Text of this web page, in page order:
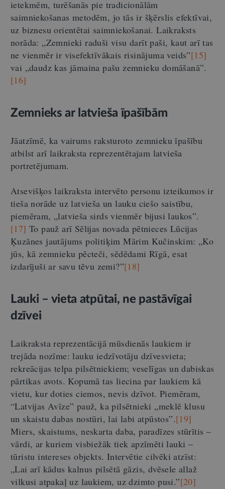
ietekmēm, turēšanās pie tradicionālām
saimniekošanas metodēm, jo tās ir šķērslis efektīvai,
uz biznesu orientētai saimniekošanai. Laikraksts
norāda: „Zemnieki raduši visu darīt paši, kaut arī tas
ne vienmēr ir visefektīvākais risinājuma veids”[15]
vai „daudz kas jāmaina pašu zemnieku domāšanā”.
[16]
Zemnieks ar latvieša īpašībām
Jāatzīmē, ka vairums raksturoto zemnieku īpašību
atbilst arī laikraksta reprezentētajam latvieša
portretējumam.
Atsevišķos laikraksta intervēto personu izteikumos ir
tieša norāde uz latvieša un lauku ciešo saistību,
piemēram, „latvieša sirds vienmēr bijusi laukos”.
[17] To pauž arī Sēlijas novada pētnieces Lūcijas
Ķuzānes jautājums politiķim Mārim Kučinskim: „Ko
jūs, kā zemnieku pēcteči, sēdēdami Rīgā, esat
izdarījuši ar savu tēvu zemi?”[18]
Lauki – vieta atpūtai, ne pastāvīgai
dzīvei
Laikraksta reprezentācijā mūsdienās laukiem ir
trejāda nozīme: lauku iedzīvotāju dzīvesvieta;
rekreācijas telpa pilsētniekiem; veselīgas un dabiskas
pārtikas avots. Kopumā tas liecina par laukiem kā
vietu, kur doties ciemos, nevis dzīvot. Piemēram,
“Latvijas Avīze” pauž, ka pilsētnieki „meklē klusu
un skaistu dabas nostūri, lai labi atpūstos”.[19]
Miers, skaistums, neskarta daba, paradīzes stūrītis –
vārdi, ar kuriem visbiežāk tiek apzīmēti lauki –
tūristu intereses objekts. Intervētie cilvēki atzīst:
„Lai arī kādus kalnus pilsētā gāzis, dvēsele allaž
vilkusi atpakaļ uz laukiem, uz dzimto pusi.”[20]